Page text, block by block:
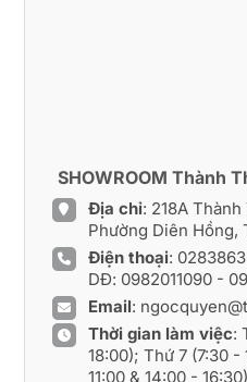
SHOWROOM Thành
Địa chỉ: 218A
Phường Diên Hồng,
Điện thoại:
DĐ: 0982011090-
Email:
Thời gian làm việc:
18:00); Thứ 7 (7:30 -
11:00 & 14:00 - 16:30)